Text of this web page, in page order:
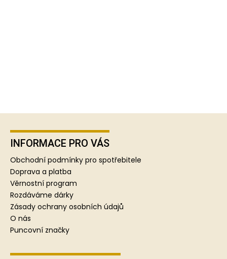
Z
INFORMACE PRO VÁS
Obchodní podmínky pro spotřebitele
Doprava a platba
Věrnostní program
Rozdáváme dárky
Zásady ochrany osobních údajů
O nás
Puncovní značky